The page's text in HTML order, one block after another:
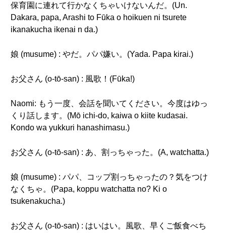
保育園に連れて行かなくちゃいけないんだ。(Un.
Dakara, papa, Arashi to Fūka o hoikuen ni tsurete
ikanakucha ikenai n da.)
娘 (musume) : やだ。パパ嫌い。(Yada. Papa kirai.)
お父さん (o-tō-san) : 風歌！(Fūka!)
Naomi: もう一度、会話を聞いてください。今度はゆっ
くり話します。(Mō ichi-do, kaiwa o kiite kudasai.
Kondo wa yukkuri hanashimasu.)
お父さん (o-tō-san) : あ、割っちゃった。(A, watchatta.)
娘 (musume) : パパ、コップ割っちゃったの？気をつけ
なくちゃ。(Papa, koppu watchatta no? Ki o
tsukenakucha.)
お父さん (o-tō-san) : はいはい。風歌、早くご飯食べち